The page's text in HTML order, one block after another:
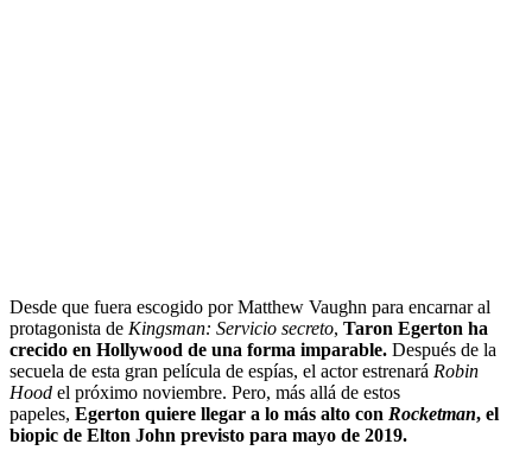
Desde que fuera escogido por Matthew Vaughn para encarnar al
protagonista de Kingsman: Servicio secreto, Taron Egerton ha
crecido en Hollywood de una forma imparable. Después de la
secuela de esta gran película de espías, el actor estrenará Robin
Hood el próximo noviembre. Pero, más allá de estos
papeles, Egerton quiere llegar a lo más alto con Rocketman, el
biopic de Elton John previsto para mayo de 2019.